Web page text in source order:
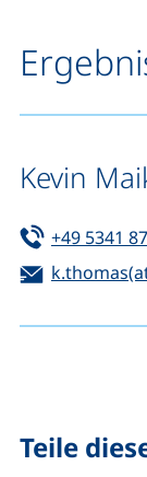
Kevin
Tel:
+49 5341
E-Mail:
Teile